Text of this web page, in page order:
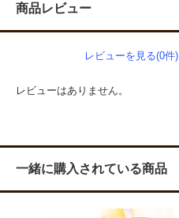
商品レビュー
レビューを見る(0件)
レビューはありません。
一緒に購入されている商品